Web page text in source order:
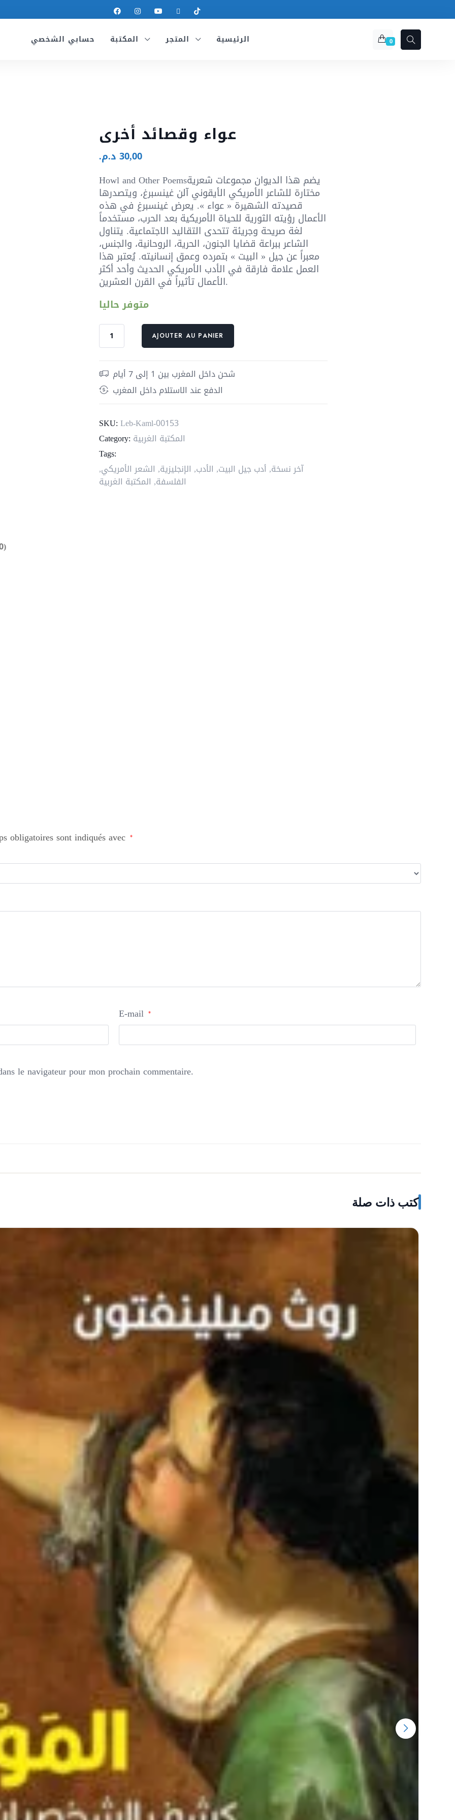
حسابي الشخصي الرئيسية 0
عواء وقصائد أخرى
30,00 د.م.
Howl and Other Poemsيضم هذا الديوان مجموعات شعرية
مختارة للشاعر الأمريكي الأيقوني آلن غينسبرغ، ويتصدرها
قصيدته الشهيرة « عواء ». يعرض غينسبرغ في هذه
الأعمال رؤيته الثورية للحياة الأمريكية بعد الحرب، مستخدماً
لغة صريحة وجريئة تتحدى التقاليد الاجتماعية. يتناول
الشاعر ببراعة قضايا الجنون، الحرية، الروحانية، والجنس،
معبراً عن جيل « البيت » بتمرده وعمق إنسانيته. يُعتبر هذا
العمل علامة فارقة في الأدب الأمريكي الحديث وأحد أكثر
الأعمال تأثيراً في القرن العشرين.
متوفر حاليا
quantité
وقصائد
أخرى
AJOUTER AU PANIER
شحن داخل المغرب بين 1 إلى 7 أيام
الدفع عند الاستلام داخل المغرب
SKU: Leb-Kaml-00153
Category: المكتبة الغربية
Tags:
آخر نسخة,أدب جيل البيت, الأدب, الإنجليزية, الشعر الأمريكي,
الفلسفة, المكتبة الغربية
obligatoires sont indiqués avec *
E-mail *
le navigateur pour mon prochain commentaire.
كتب ذات صلة